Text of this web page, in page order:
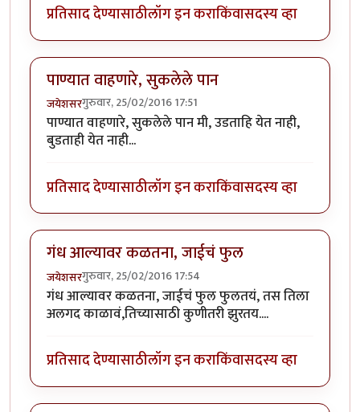
प्रतिसाद देण्यासाठीलॉग इन कराकिंवासदस्य व्हा
पाण्यात वाहणारे, सुकलेले पान
जयेशसरगुरुवार, 25/02/2016 17:51
पाण्यात वाहणारे, सुकलेले पान मी, उडताहि येत नाही,
बुडताही येत नाही...
प्रतिसाद देण्यासाठीलॉग इन कराकिंवासदस्य व्हा
गंध आल्यावर कळतना, जाईचं फुल
जयेशसरगुरुवार, 25/02/2016 17:54
गंध आल्यावर कळतना, जाईचं फुल फुलतयं, तस तिला
अलगद काळावं,तिच्यासाठी कुणीतरी झुरतय....
प्रतिसाद देण्यासाठीलॉग इन कराकिंवासदस्य व्हा